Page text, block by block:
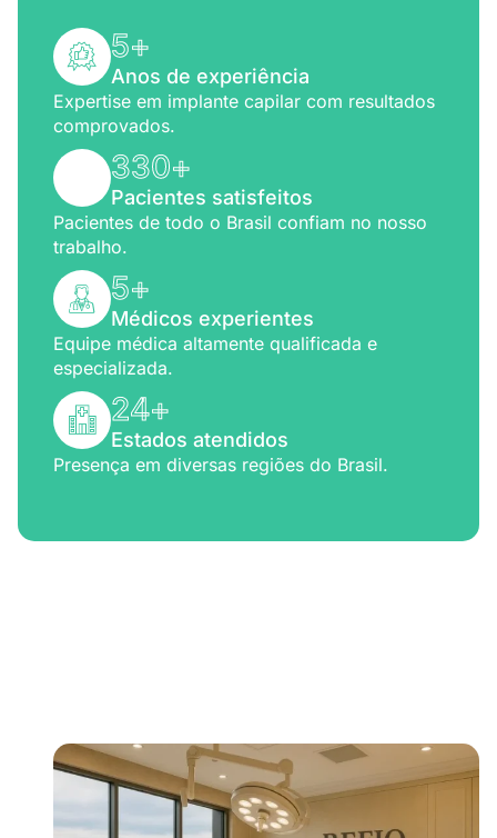
5+
Anos de experiência
Expertise em implante capilar com resultados
comprovados.
330+
Pacientes satisfeitos
Pacientes de todo o Brasil confiam no nosso
trabalho.
5+
Médicos experientes
Equipe médica altamente qualificada e
especializada.
24+
Estados atendidos
Presença em diversas regiões do Brasil.